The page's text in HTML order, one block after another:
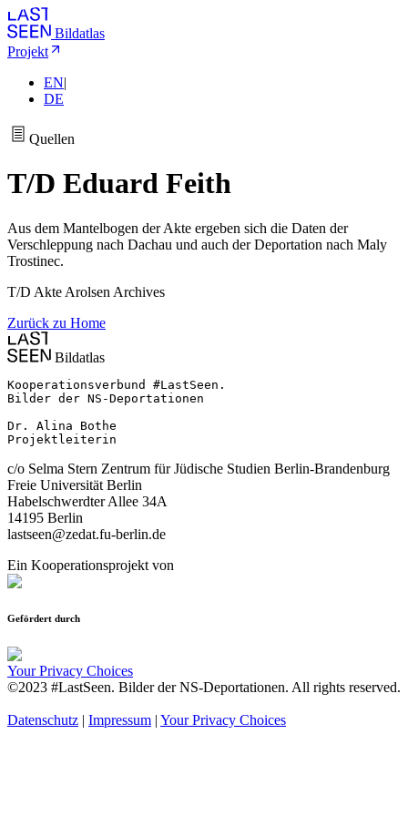
Bildatlas
Projekt
EN|
DE
Quellen
T/D Eduard Feith
Aus dem Mantelbogen der Akte ergeben sich die Daten der
Verschleppung nach Dachau und auch der Deportation nach Maly
Trostinec.
T/D Akte Arolsen Archives
Zurück zu Home
Bildatlas
Kooperationsverbund #LastSeen.
Bilder der NS-Deportationen
Dr. Alina Bothe
Projektleiterin
c/o Selma Stern Zentrum für Jüdische Studien Berlin-Brandenburg
Freie Universität Berlin
Habelschwerdter Allee 34A
14195 Berlin
lastseen@zedat.fu-berlin.de
Ein Kooperationsprojekt von
Gefördert durch
Your Privacy Choices
©2023 #LastSeen. Bilder der NS-Deportationen. All rights reserved.
Datenschutz | Impressum | Your Privacy Choices